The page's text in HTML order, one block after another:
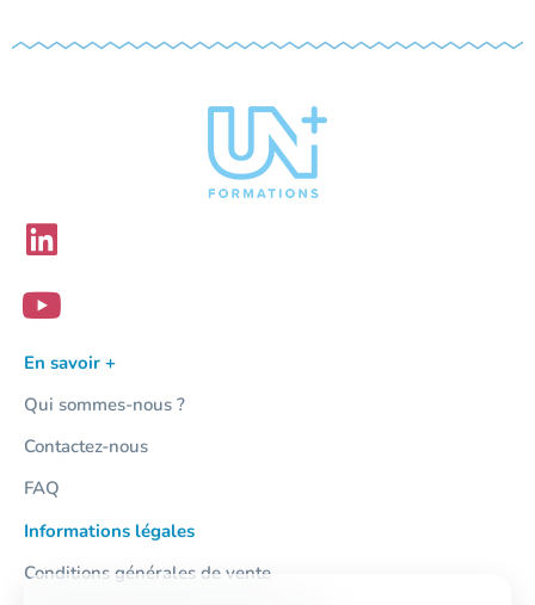
En savoir +
Qui sommes-nous ?
Contactez-nous
FAQ
Informations légales
Conditions générales de vente